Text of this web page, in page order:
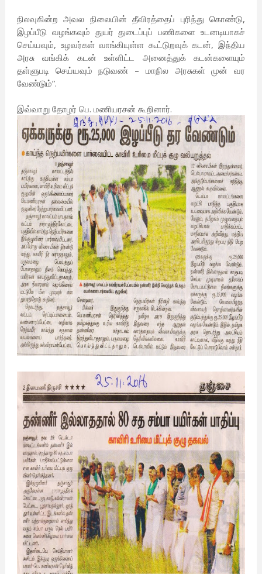
நிலவுகின்ற அவல நிலையின் தீவிரத்தைப் புரிந்து கொண்டு,
இழப்பீடு வழங்கவும் துயர் துடைப்புப் பணிகளை உடனடியாகச்
செய்யவும், உழவர்கள் வாங்கியுள்ள கூட்டுறவுக் கடன், இந்திய
அரசு வங்கிக் கடன் உள்ளிட்ட அனைத்துக் கடன்களையும்
தள்ளுபடி செய்யவும் நடுவண் – மாநில அரசுகள் முன் வர
வேண்டும்”.
இவ்வாறு தோழர் பெ. மணியரசன் கூறினார்.